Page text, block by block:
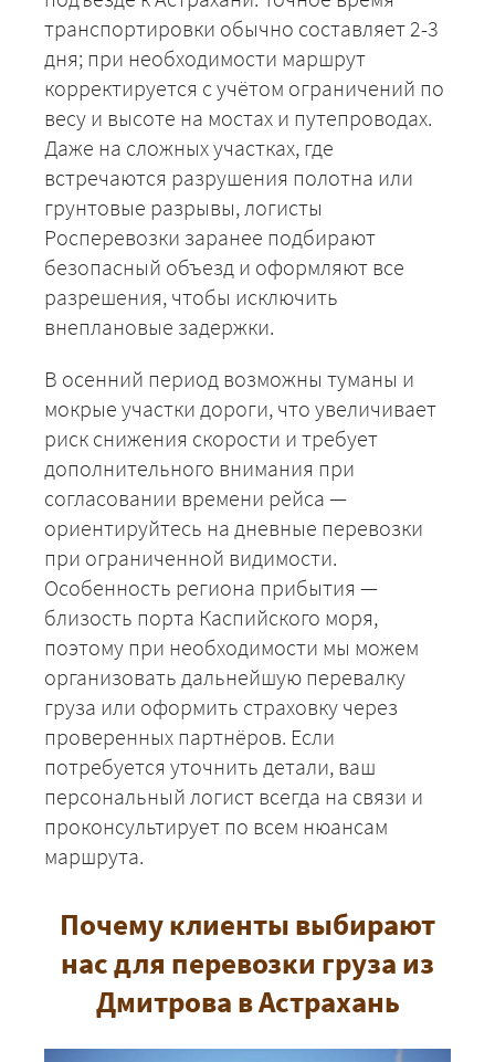
транспортировки обычно составляет 2-3
дня; при необходимости маршрут
корректируется с учётом ограничений по
весу и высоте на мостах и путепроводах.
Даже на сложных участках, где
встречаются разрушения полотна или
грунтовые разрывы, логисты
Росперевозки заранее подбирают
безопасный объезд и оформляют все
разрешения, чтобы исключить
внеплановые задержки.
В осенний период возможны туманы и
мокрые участки дороги, что увеличивает
риск снижения скорости и требует
дополнительного внимания при
согласовании времени рейса —
ориентируйтесь на дневные перевозки
при ограниченной видимости.
Особенность региона прибытия —
близость порта Каспийского моря,
поэтому при необходимости мы можем
организовать дальнейшую перевалку
груза или оформить страховку через
проверенных партнёров. Если
потребуется уточнить детали, ваш
персональный логист всегда на связи и
проконсультирует по всем нюансам
маршрута.
Почему клиенты выбирают
нас для перевозки груза из
Дмитрова в Астрахань
ЗАКАЗАТЬ